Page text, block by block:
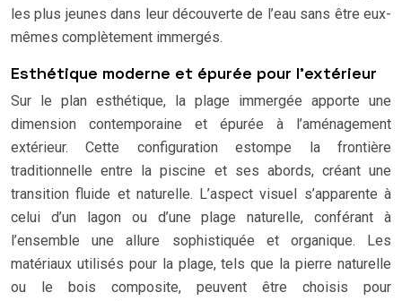
les plus jeunes dans leur découverte de l’eau sans être eux-
mêmes complètement immergés.
Esthétique moderne et épurée pour l’extérieur
Sur le plan esthétique, la plage immergée apporte une
dimension contemporaine et épurée à l’aménagement
extérieur. Cette configuration estompe la frontière
traditionnelle entre la piscine et ses abords, créant une
transition fluide et naturelle. L’aspect visuel s’apparente à
celui d’un lagon ou d’une plage naturelle, conférant à
l’ensemble une allure sophistiquée et organique. Les
matériaux utilisés pour la plage, tels que la pierre naturelle
ou le bois composite, peuvent être choisis pour